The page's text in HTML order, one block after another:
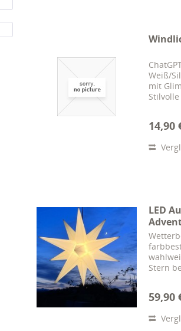
Weiß/
mit
14,90
LED
Stern
dabei....
59,90